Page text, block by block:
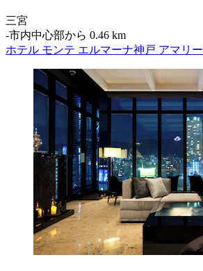
三宮
‐市内中心部から 0.46 km
ホテル モンテ エルマーナ神戸 アマリー